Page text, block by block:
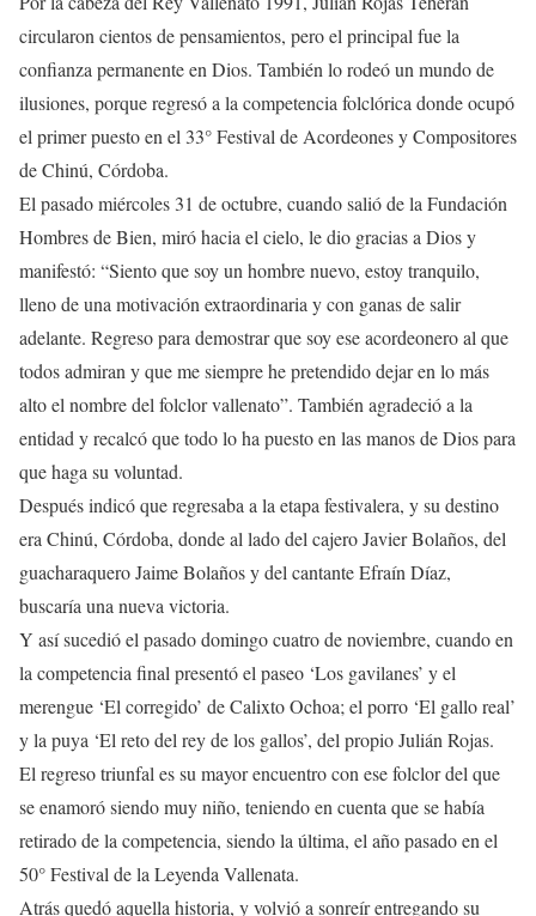
circularon cientos de pensamientos, pero el principal fue la
confianza permanente en Dios. También lo rodeó un mundo de
ilusiones, porque regresó a la competencia folclórica donde ocupó
el primer puesto en el 33° Festival de Acordeones y Compositores
de Chinú, Córdoba.
El pasado miércoles 31 de octubre, cuando salió de la Fundación
Hombres de Bien, miró hacia el cielo, le dio gracias a Dios y
manifestó: “Siento que soy un hombre nuevo, estoy tranquilo,
lleno de una motivación extraordinaria y con ganas de salir
adelante. Regreso para demostrar que soy ese acordeonero al que
todos admiran y que me siempre he pretendido dejar en lo más
alto el nombre del folclor vallenato”. También agradeció a la
entidad y recalcó que todo lo ha puesto en las manos de Dios para
que haga su voluntad.
Después indicó que regresaba a la etapa festivalera, y su destino
era Chinú, Córdoba, donde al lado del cajero Javier Bolaños, del
guacharaquero Jaime Bolaños y del cantante Efraín Díaz,
buscaría una nueva victoria.
Y así sucedió el pasado domingo cuatro de noviembre, cuando en
la competencia final presentó el paseo ‘Los gavilanes’ y el
merengue ‘El corregido’ de Calixto Ochoa; el porro ‘El gallo real’
y la puya ‘El reto del rey de los gallos’, del propio Julián Rojas.
El regreso triunfal es su mayor encuentro con ese folclor del que
se enamoró siendo muy niño, teniendo en cuenta que se había
retirado de la competencia, siendo la última, el año pasado en el
50° Festival de la Leyenda Vallenata.
Atrás quedó aquella historia, y volvió a sonreír entregando su